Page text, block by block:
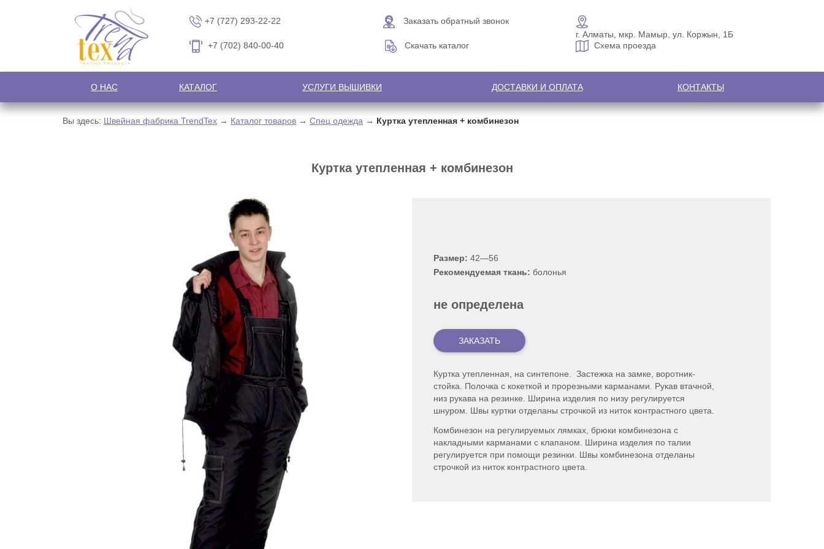
+7 (727) 293-22-22
Заказать обратный звонок
г. Алматы, мкр. Мамыр, ул. Коржын, 1Б
+7 (702) 840-00-40
Скачать каталог Схема проезда
О НАС КАТАЛОГ УСЛУГИ ВЫШИВКИ ДОСТАВКИ И ОПЛАТА КОНТАКТЫ
Вы здесь: Швейная фабрика TrendTex → Каталог товаров → Спец одежда → Куртка утепленная + комбинезон
Куртка утепленная + комбинезон
Размер:42—56
Рекомендуемая ткань:болонья
не определена
Куртка утепленная, на синтепоне. Застежка на замке, воротник-
стойка. Полочка с кокеткой и прорезными карманами. Рукав втачной,
низ рукава на резинке. Ширина изделия по низу регулируется
шнуром. Швы куртки отделаны строчкой из ниток контрастного цвета.
Комбинезон на регулируемых лямках, брюки комбинезона с
накладными карманами с клапаном. Ширина изделия по талии
регулируется при помощи резинки. Швы комбинезона отделаны
строчкой из ниток контрастного цвета.